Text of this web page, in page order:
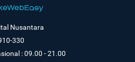
Nusantara
330
: 09.00 - 21.00